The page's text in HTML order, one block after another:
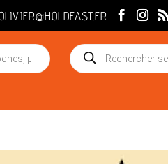
Recherche
de
produits